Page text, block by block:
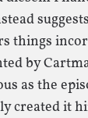
things
by
as the
created it